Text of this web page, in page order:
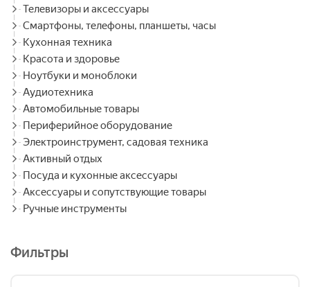
Телевизоры и аксессуары
Смартфоны, телефоны, планшеты, часы
Кухонная техника
Красота и здоровье
Ноутбуки и моноблоки
Аудиотехника
Автомобильные товары
Периферийное оборудование
Электроинструмент, садовая техника
Активный отдых
Посуда и кухонные аксессуары
Аксессуары и сопутствующие товары
Ручные инструменты
Фильтры